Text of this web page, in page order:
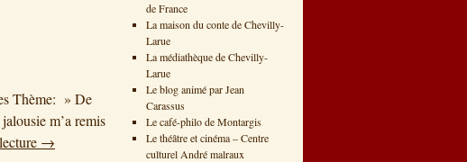
Thème: » De
m’a remis
→
de France
La maison du conte de Chevilly-
Larue
La médiathèque de Chevilly-
Larue
Le blog animé par Jean
Carassus
Le café-philo de Montargis
Le théâtre et cinéma – Centre
culturel André malraux